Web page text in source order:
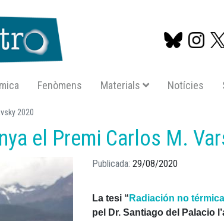
contingut
Fenòmens Materials Notícies
2020
el Premi Carlos M.
Publicada 29/08/2020
La tesi “ Radiación no
pel Dr. Santiago del Palacio